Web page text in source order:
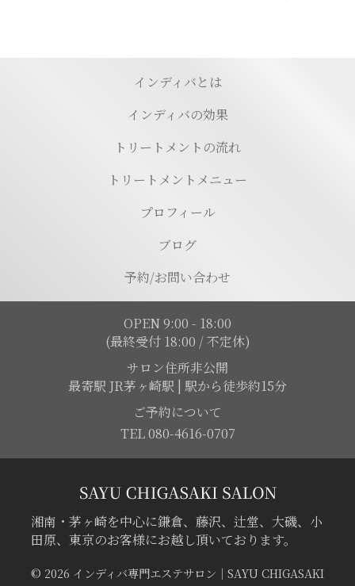
インディバとは
インディバの効果
トリートメントの流れ
トリートメントメニュー
プロフィール
ブログ
予約/お問い合わせ
OPEN 9:00 - 18:00
(最終受付 18:00 / 不定休)
サロン住所非公開
最寄駅 JR茅ヶ崎駅 | 駅から徒歩約15分
ご予約について
TEL 080-4616-0707
湘南・茅ヶ崎を中心に鎌倉、藤沢、辻堂、大磯、小
田原、東京のお客様にお越し頂いております。
© 2026 インディバ専門エステサロン｜SAYU CHIGASAKI